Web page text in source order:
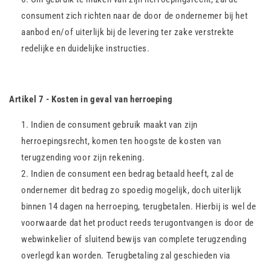
consument zich richten naar de door de ondernemer bij het
aanbod en/of uiterlijk bij de levering ter zake verstrekte
redelijke en duidelijke instructies.
Artikel 7 - Kosten in geval van herroeping
Indien de consument gebruik maakt van zijn
herroepingsrecht, komen ten hoogste de kosten van
terugzending voor zijn rekening.
Indien de consument een bedrag betaald heeft, zal de
ondernemer dit bedrag zo spoedig mogelijk, doch uiterlijk
binnen 14 dagen na herroeping, terugbetalen. Hierbij is wel de
voorwaarde dat het product reeds terugontvangen is door de
webwinkelier of sluitend bewijs van complete terugzending
overlegd kan worden. Terugbetaling zal geschieden via